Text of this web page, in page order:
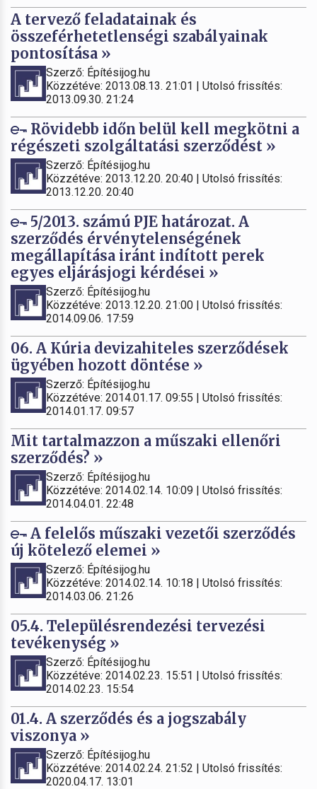
A tervező feladatainak és
összeférhetetlenségi szabályainak
pontosítása »
Szerző: Építésijog.hu
Közzétéve: 2013.08.13. 21:01 | Utolsó frissítés:
2013.09.30. 21:24
Rövidebb időn belül kell megkötni a
régészeti szolgáltatási szerződést »
Szerző: Építésijog.hu
Közzétéve: 2013.12.20. 20:40 | Utolsó frissítés:
2013.12.20. 20:40
5/2013. számú PJE határozat. A
szerződés érvénytelenségének
megállapítása iránt indított perek
egyes eljárásjogi kérdései »
Szerző: Építésijog.hu
Közzétéve: 2013.12.20. 21:00 | Utolsó frissítés:
2014.09.06. 17:59
06. A Kúria devizahiteles szerződések
ügyében hozott döntése »
Szerző: Építésijog.hu
Közzétéve: 2014.01.17. 09:55 | Utolsó frissítés:
2014.01.17. 09:57
Mit tartalmazzon a műszaki ellenőri
szerződés? »
Szerző: Építésijog.hu
Közzétéve: 2014.02.14. 10:09 | Utolsó frissítés:
2014.04.01. 22:48
A felelős műszaki vezetői szerződés
új kötelező elemei »
Szerző: Építésijog.hu
Közzétéve: 2014.02.14. 10:18 | Utolsó frissítés:
2014.03.06. 21:26
05.4. Településrendezési tervezési
tevékenység »
Szerző: Építésijog.hu
Közzétéve: 2014.02.23. 15:51 | Utolsó frissítés:
2014.02.23. 15:54
01.4. A szerződés és a jogszabály
viszonya »
Szerző: Építésijog.hu
Közzétéve: 2014.02.24. 21:52 | Utolsó frissítés:
2020.04.17. 13:01